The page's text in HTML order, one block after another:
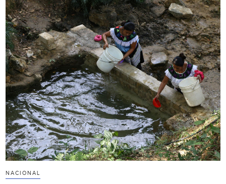
NACIONAL